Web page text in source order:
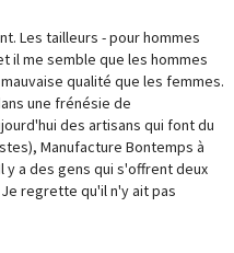
Les tailleurs - pour hommes
il me semble que les hommes
qualité que les femmes.
une frénésie de
des artisans qui font du
Manufacture Bontemps à
y a des gens qui s'offrent deux
regrette qu'il n'y ait pas